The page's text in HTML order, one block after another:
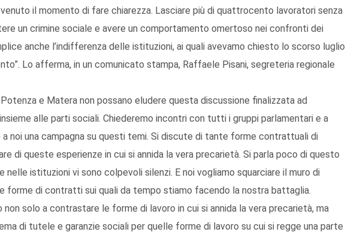
venuto il momento di fare chiarezza. Lasciare più di quattrocento lavoratori senza
un crimine sociale e avere un comportamento omertoso nei confronti dei
anche l’indifferenza delle istituzioni, ai quali avevamo chiesto lo scorso luglio
Lo afferma, in un comunicato stampa, Raffaele Pisani, segreteria regionale
e Matera non possano eludere questa discussione finalizzata ad
alle parti sociali. Chiederemo incontri con tutti i gruppi parlamentari e a
a noi una campagna su questi temi. Si discute di tante forme contrattuali di
di queste esperienze in cui si annida la vera precarietà. Si parla poco di questo
nelle istituzioni vi sono colpevoli silenzi. E noi vogliamo squarciare il muro di
forme di contratti sui quali da tempo stiamo facendo la nostra battaglia.
solo a contrastare le forme di lavoro in cui si annida la vera precarietà, ma
di tutele e garanzie sociali per quelle forme di lavoro su cui si regge una parte